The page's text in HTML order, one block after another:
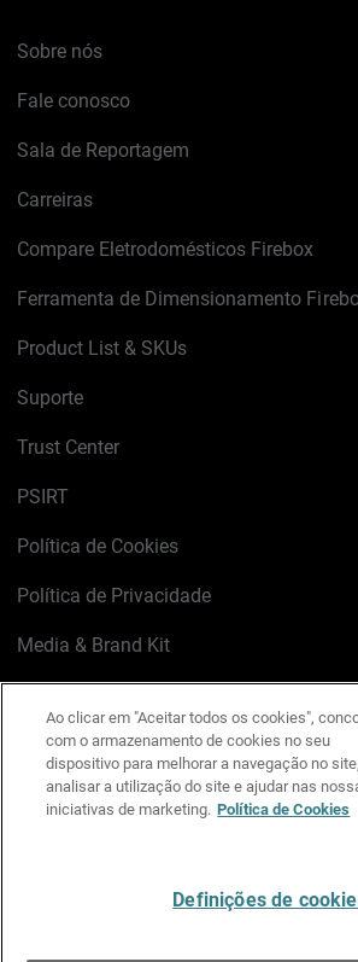
Sobre nós
Fale conosco
Sala de Reportagem
Carreiras
Compare Eletrodomésticos Firebox
Ferramenta de Dimensionamento
Product List & SKUs
Suporte
Trust Center
PSIRT
Política de Cookies
Política de Privacidade
Media & Brand Kit
LinkedIn
X FacebookInstagram
YouTube
Ao clicar em "Aceitar todos os cookies",
com o armazenamento de cookies no seu
dispositivo para melhorar a navegação no site,
analisar a utilização do site e ajudar nas
iniciativas de marketing. Política de Cookies
Definições de